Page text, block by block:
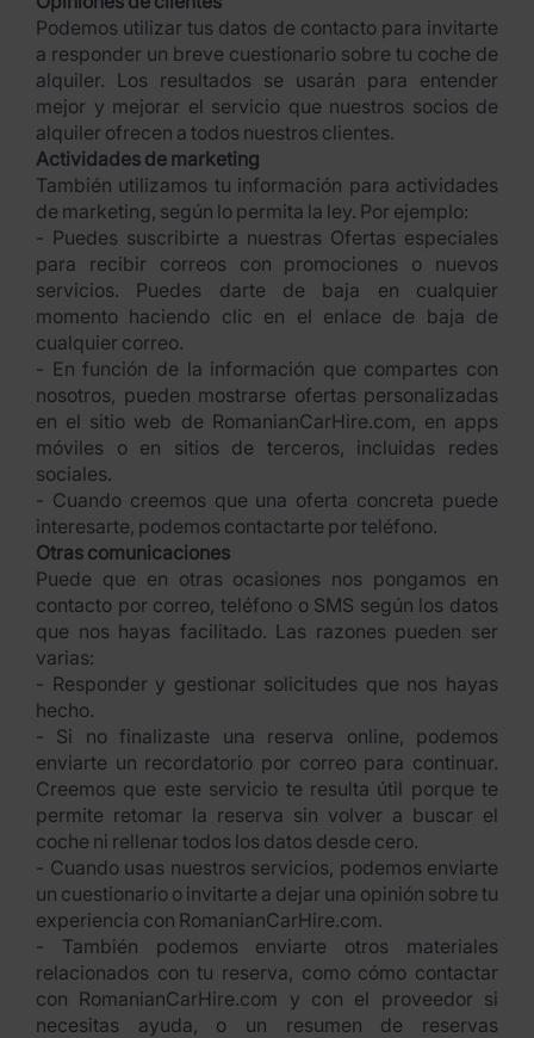
Podemos utilizar tus datos de contacto para invitarte
a responder un breve cuestionario sobre tu coche de
alquiler. Los resultados se usarán para entender
mejor y mejorar el servicio que nuestros socios de
alquiler ofrecen a todos nuestros clientes.
Actividades de marketing
También utilizamos tu información para actividades
de marketing, según lo permita la ley. Por ejemplo:
- Puedes suscribirte a nuestras Ofertas especiales
para recibir correos con promociones o nuevos
servicios. Puedes darte de baja en cualquier
momento haciendo clic en el enlace de baja de
cualquier correo.
- En función de la información que compartes con
nosotros, pueden mostrarse ofertas personalizadas
en el sitio web de RomanianCarHire.com, en apps
móviles o en sitios de terceros, incluidas redes
sociales.
- Cuando creemos que una oferta concreta puede
interesarte, podemos contactarte por teléfono.
Otras comunicaciones
Puede que en otras ocasiones nos pongamos en
contacto por correo, teléfono o SMS según los datos
que nos hayas facilitado. Las razones pueden ser
varias:
- Responder y gestionar solicitudes que nos hayas
hecho.
- Si no finalizaste una reserva online, podemos
enviarte un recordatorio por correo para continuar.
Creemos que este servicio te resulta útil porque te
permite retomar la reserva sin volver a buscar el
coche ni rellenar todos los datos desde cero.
- Cuando usas nuestros servicios, podemos enviarte
un cuestionario o invitarte a dejar una opinión sobre tu
experiencia con RomanianCarHire.com.
- También podemos enviarte otros materiales
relacionados con tu reserva, como cómo contactar
con RomanianCarHire.com y con el proveedor si
necesitas ayuda, o un resumen de reservas